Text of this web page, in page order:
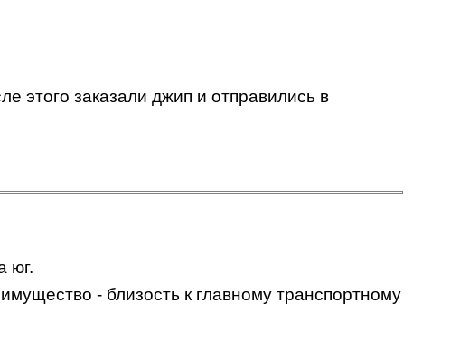
этого заказали джип и отправились в
юг.
- близость к главному транспортному